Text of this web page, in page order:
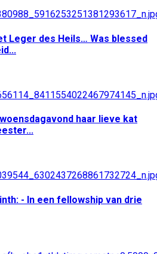
Leger des Heils… Was blessed
haar lieve kat
- In een fellowship van drie